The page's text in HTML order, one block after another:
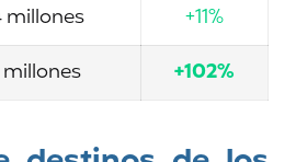
millones
+11%
millones +102%